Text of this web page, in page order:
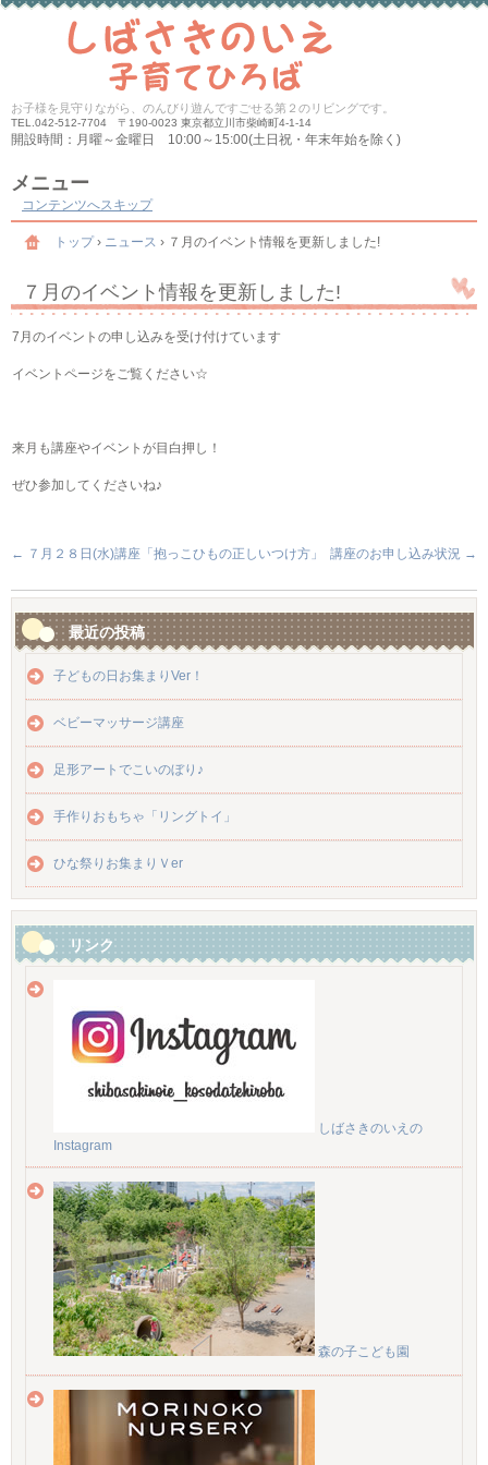
お子様を見守りながら、のんびり遊んですごせる第２のリビングです。
TEL. 042-512-7704 〒190-0023 東京都立川市柴崎町4-1-14
開設時間：月曜～金曜日 10:00～15:00(土日祝・年末年始を除く)
メニュー
コンテンツへスキップ
トップ › ニュース › ７月のイベント情報を更新しました!
７月のイベント情報を更新しました!
7月のイベントの申し込みを受け付けています
イベントページをご覧ください☆
来月も講座やイベントが目白押し！
ぜひ参加してくださいね♪
← ７月２８日(水)講座「抱っこひもの正しいつけ方」 講座のお申し込み状況 →
最近の投稿
子どもの日お集まりVer！
ベビーマッサージ講座
足形アートでこいのぼり♪
手作りおもちゃ「リングトイ」
ひな祭りお集まりＶer
リンク
しばさきのいえの
Instagram
森の子こども園